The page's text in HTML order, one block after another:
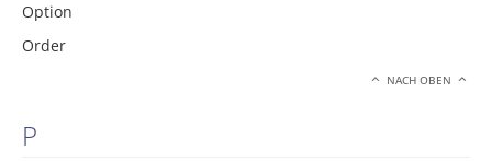
Option
Order
NACH OBEN
P